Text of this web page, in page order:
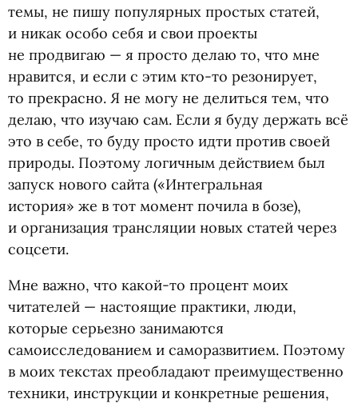
темы, не пишу популярных простых статей,
и никак особо себя и свои проекты
не продвигаю — я просто делаю то, что мне
нравится, и если с этим кто-то резонирует,
то прекрасно. Я не могу не делиться тем, что
делаю, что изучаю сам. Если я буду держать всё
это в себе, то буду просто идти против своей
природы. Поэтому логичным действием был
запуск нового сайта («Интегральная
история» же в тот момент почила в бозе),
и организация трансляции новых статей через
соцсети.
Мне важно, что какой-то процент моих
читателей — настоящие практики, люди,
которые серьезно занимаются
самоисследованием и саморазвитием. Поэтому
в моих текстах преобладают преимущественно
техники, инструкции и конкретные решения,